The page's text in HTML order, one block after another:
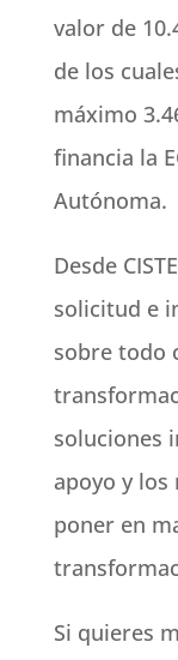
valor de
de los
máximo
financia la
Autónoma.
Desde
solicitud e
sobre todo
soluciones
apoyo y los
poner en
Si quieres